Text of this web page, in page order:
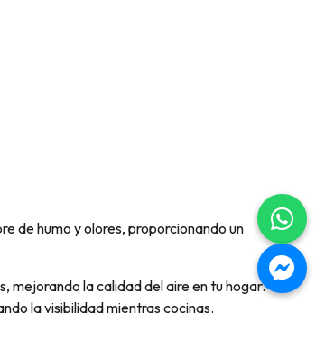
de humo y olores, proporcionando un
mejorando la calidad del aire en tu hogar.
la visibilidad mientras cocinas.